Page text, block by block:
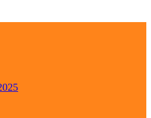
Archívum